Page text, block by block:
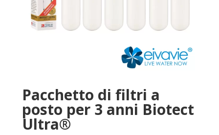
Pacchetto di filtri a
posto per 3 anni Biotect
Ultra®